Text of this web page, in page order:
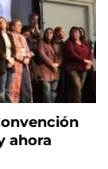
ahora